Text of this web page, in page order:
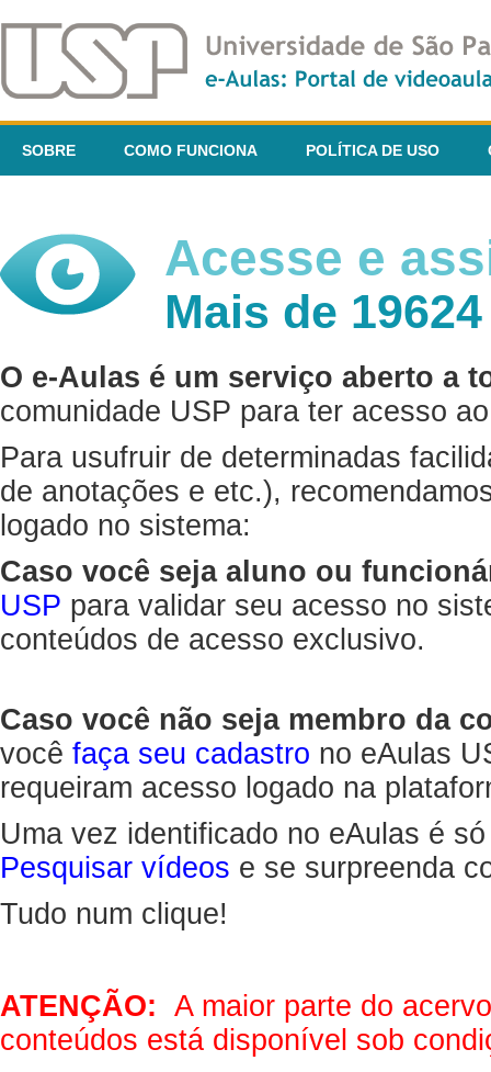
SOBRE COMO FUNCIONA POLÍTICA DE USO
Acesse e
Mais de
O e-Aulas é um serviço aberto a
comunidade USP para ter acesso
Para usufruir de determinadas
de anotações e etc.),
logado no sistema:
Caso você seja aluno ou
USP para validar seu acesso no
conteúdos de acesso exclusivo.
Caso você não seja membro da
você faça seu cadastro no eAulas
requeiram acesso logado na
Uma vez identificado no eAulas é
Pesquisar vídeos e se surpreenda
Tudo num clique!
ATENÇÃO: A maior parte do
conteúdos está disponível sob